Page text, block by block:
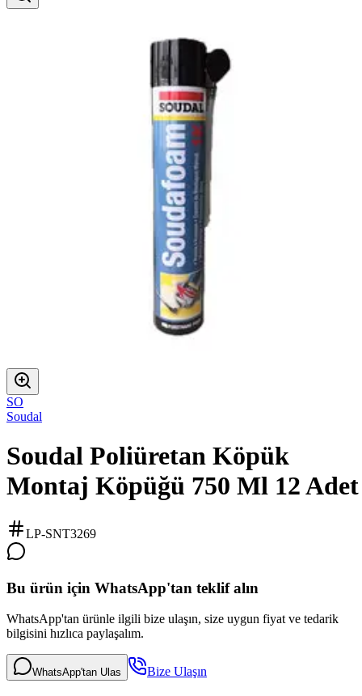
SO
Soudal
Soudal Poliüretan Köpük
Montaj Köpüğü 750 Ml 12 Adet
LP-SNT3269
Bu ürün için WhatsApp'tan teklif alın
WhatsApp'tan ürünle ilgili bize ulaşın, size uygun fiyat ve tedarik
bilgisini hızlıca paylaşalım.
WhatsApp'tan Ulas Bize Ulaşın